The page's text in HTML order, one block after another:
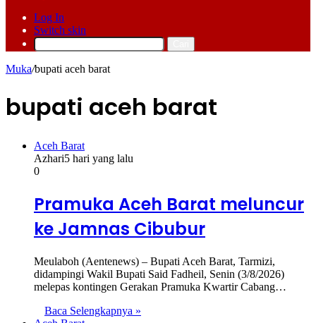
Log In
Switch skin
Muka/bupati aceh barat
bupati aceh barat
Aceh Barat
Azhari5 hari yang lalu
0
Pramuka Aceh Barat meluncur
ke Jamnas Cibubur
Meulaboh (Aentenews) – Bupati Aceh Barat, Tarmizi,
didampingi Wakil Bupati Said Fadheil, Senin (3/8/2026)
melepas kontingen Gerakan Pramuka Kwartir Cabang…
Baca Selengkapnya »